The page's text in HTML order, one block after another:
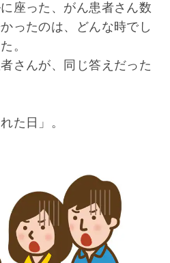
座った、がん患者さん数
ったのは、どんな時でし
。
さんが、同じ答えだった
た日」。